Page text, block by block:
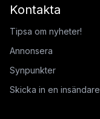
Kontakta
Tipsa om nyheter!
Annonsera
Synpunkter
Skicka in en insändare